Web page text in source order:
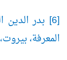
[6] بدر
المعرفة، بيروت، 1391هـ.